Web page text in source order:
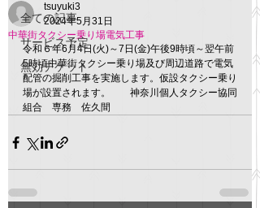
全ての記事
サービス予定
無効チケット
中華街タクシー乗り場電気工事
tsuyuki3
2024年5月31日
令和６年6月4日(火)～7日(金)午後9時頃～翌午前
5時頃中華街タクシー乗り場及び周辺道路で電気
配管の掘削工事を実施します。仮設タクシー乗り
場が設置されます。　　神奈川個人タクシー協同
組合　専務　佐久間